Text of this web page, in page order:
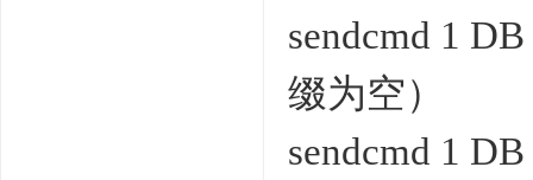
sendcmd 1
缀为空）
sendcmd 1